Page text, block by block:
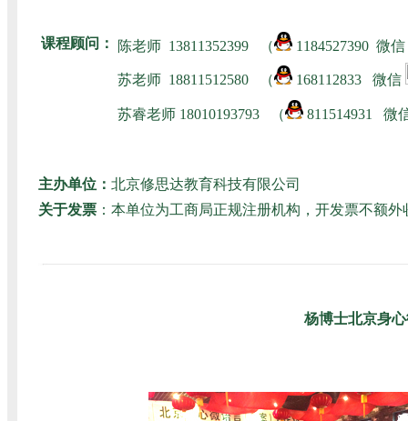
课程顾问： 陈老师 13811352399 （ 1184527390 微信
苏老师 18811512580 （ 168112833 微信
苏睿老师 18010193793 （ 811514931 微
主办单位： 北京修思达教育科技有限公司
关于发票 ：本单位为工商局正规注册机构，开发票不额外
杨博士北京身